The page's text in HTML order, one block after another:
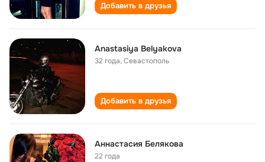
Добавить в друзья
Anastasiya Belyakova
32 года,Севастополь
Добавить в друзья
Аннастасия Белякова
22 года